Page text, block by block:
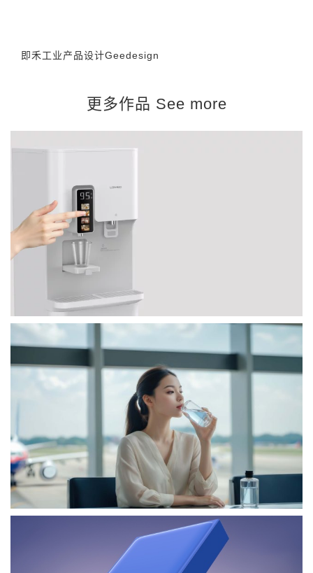
即禾工业产品设计Geedesign
更多作品 See more